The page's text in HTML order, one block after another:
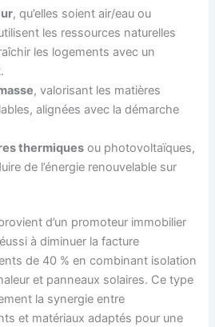
, qu’elles soient air/eau ou
les ressources naturelles
les logements avec un
, valorisant les matières
alignées avec la démarche
thermiques ou photovoltaïques,
de l’énergie renouvelable sur
d’un promoteur immobilier
à diminuer la facture
de 40 % en combinant isolation
et panneaux solaires. Ce type
la synergie entre
et matériaux adaptés pour une